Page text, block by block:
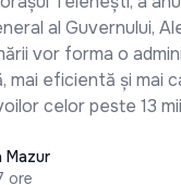
al Guvernului,
vor forma o
mai eficientă și mai
celor peste 13
Mazur
ore